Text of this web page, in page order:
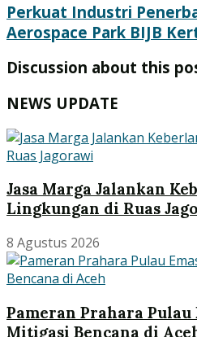
Perkuat Industri
Aerospace Park BIJB
Discussion about this
NEWS UPDATE
Jasa Marga Jalankan
Lingkungan di Ruas
8 Agustus 2026
Pameran Prahara Pulau
Mitigasi Bencana di